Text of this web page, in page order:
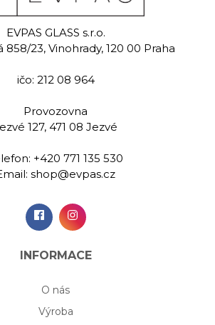
Neat
Ručně rytá váza 17 cm
1 559,00 Kč
Přidat do
košíku
EVPAS GLASS s.r.o.
858/23, Vinohrady, 120 00 Praha
ičo: 212 08 964
Provozovna
127, 471 08 Jezvé
+420 771 135 530
shop@evpas.cz
INFORMACE
O nás
Výroba